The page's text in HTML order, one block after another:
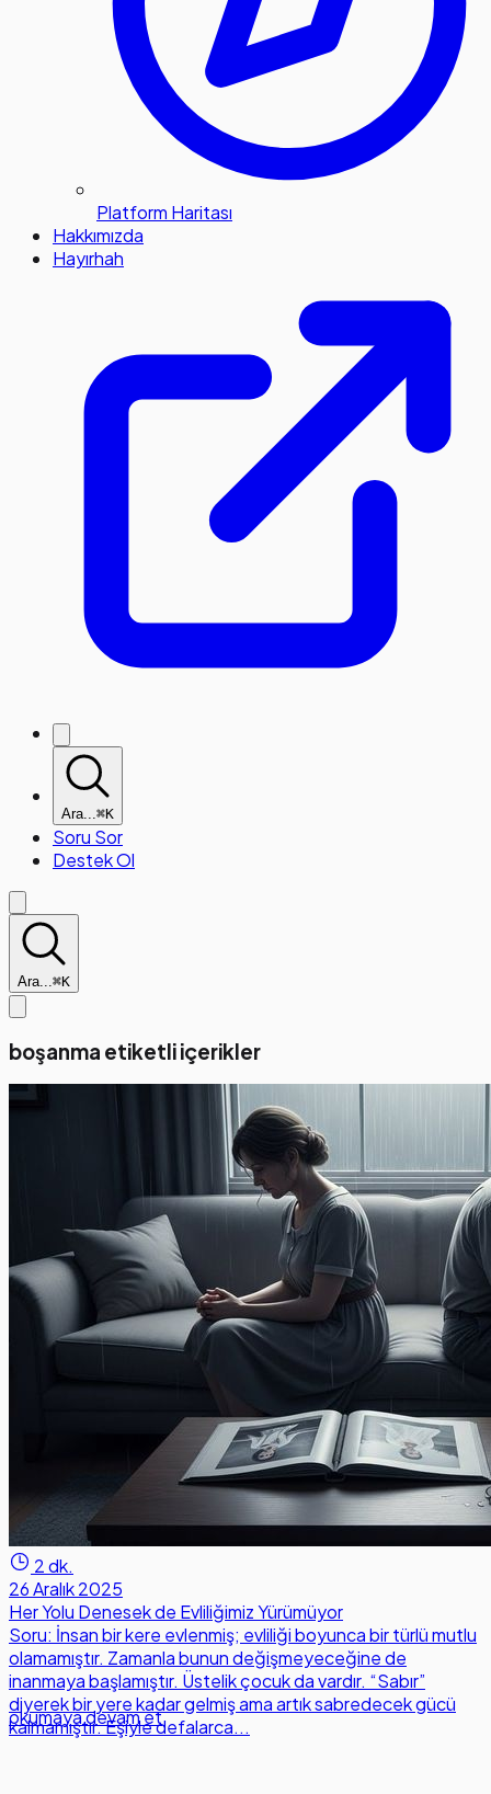
Platform Haritası
Hakkımızda
Hayırhah
Ara...⌘K
Soru Sor
Destek Ol
Ara...⌘K
boşanma etiketli içerikler
2 dk.
26 Aralık 2025
Her Yolu Denesek de Evliliğimiz Yürümüyor
Soru: İnsan bir kere evlenmiş; evliliği boyunca bir türlü mutlu
olamamıştır. Zamanla bunun değişmeyeceğine de
inanmaya başlamıştır. Üstelik çocuk da vardır. “Sabır”
diyerek bir yere kadar gelmiş ama artık sabredecek gücü
kalmamıştır. Eşiyle defalarca...
okumaya devam et